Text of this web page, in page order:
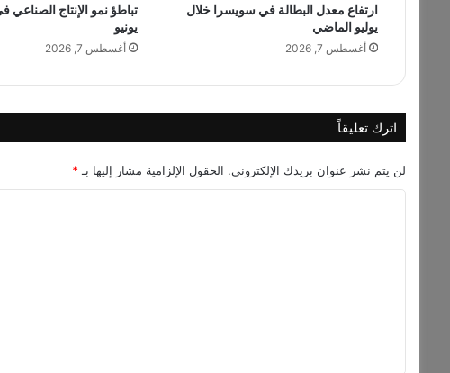
ا
و
ز
ل
و
ق
ا
ارتفاع معدل البطالة في سويسرا خلال
يوليو الماضي
أغسطس 7, 2026
تباطؤ نمو الإنتاج الصناعي
يونيو
أغسطس 7, 2026
اترك تعليقاً
لن يتم نشر عنوان بريدك الإلكتروني. الحقول الإلزامية مشار إليها بـ *